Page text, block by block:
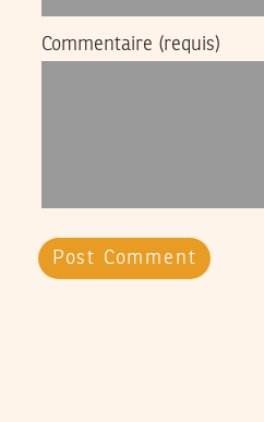
Commentaire (requis)